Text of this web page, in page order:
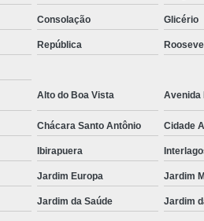
Consolação Glicério
República
Alto do Boa Vista Avenida
Chácara Santo Antônio Cidade
Ibirapuera
Jardim Europa Jardim
Jardim da Saúde Jardim